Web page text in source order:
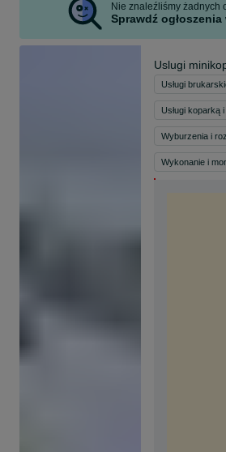
Nie znaleźliśmy żadnych
Sprawdź
Uslugi
Usługi
Usługi koparką
Wyburzenia i
Wykonanie i